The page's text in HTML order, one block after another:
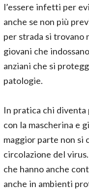
l’essere infetti per
anche se non più
per strada si trovano
giovani che
anziani che si
patologie.
In pratica chi diventa
con la mascherina e
maggior parte non si
circolazione del
che hanno anche
anche in ambienti